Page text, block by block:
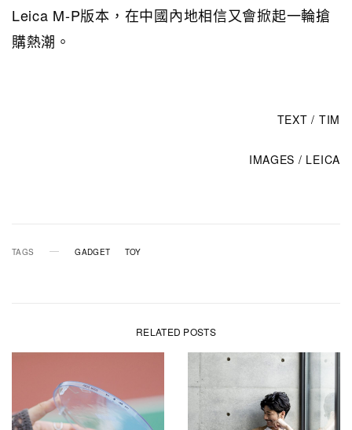
Leica M-P版本，在中國內地相信又會掀起一輪搶
購熱潮。
TEXT / TIM
IMAGES / LEICA
TAGS GADGET TOY
RELATED POSTS